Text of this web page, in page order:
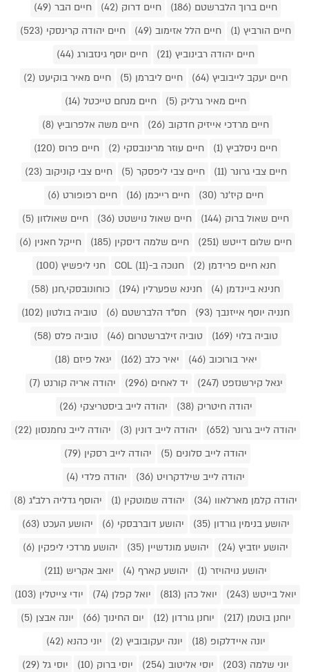
חיים ברוך הלברשטם (186)
חיים דרוק (42)
חיים הבר (49)
חיים הורביץ (1)
חיים הלל אזימוב (49)
חיים יהודה קרינסקי (523)
חיים יהודה רבינוביץ (21)
חיים יוסף גינזבורג (44)
חיים יעקב לייבוביץ (64)
חיים ליברמן (5)
חיים מאיר בוקיעט (2)
חיים מאיר גרליק (5)
חיים מנחם טייכטל (14)
חיים מרדכי אייזיק חדקוב (26)
חיים משה אלפרוביץ (8)
חיים ניסלביץ (1)
חיים עוזר מרינובסקי (2)
חיים פרוס (120)
חיים צבי גרונר (11)
חיים צבי ליפסקר (5)
חיים צבי קוניקוב (23)
חיים קיז'נר (30)
חיים רייכמן (16)
חיים רפופורט (6)
חיים שאול ברוק (144)
חיים שאול נוישטט (36)
חיים שאולזון (5)
חיים שלום דייטש (251)
חיים שלמה דיסקין (185)
חייקל חאנין (6)
חנא חיים פרידמן (2)
חנוכה ב-COL (11)
חני ליפשיץ (100)
חנינא ביינדמן (4)
חנינא שפערלין (194)
כוחונובסקי,חנן (58)
חנניה יוסף אייזנבך (93)
חס"ד הלברשטם (6)
טוביה בולטון (102)
טוביה בלוי (169)
טוביה זילברשטרום (46)
טוביה פלס (58)
יאיר בורוכוב (46)
יאיר כלב (162)
יגאל פיזם (18)
יגאל קירשנזפט (247)
יד לאחים (296)
יהודה אריה קורנט (7)
יהודה חיטריק (38)
יהודה לייב ביסטריצקי (26)
יהודה לייב גרונר (652)
יהודה לייב דונין (3)
יהודה לייב נחמנסון (22)
יהודה לייב סלונים (5)
יהודה לייב רסקין (79)
יהודה לייב שילדקרויט (36)
יהודה פלדי (4)
יהודה קלמן מארלאוו (34)
יהודה שמוטקין (1)
יהוסף גדליה רלב"ג (8)
יהושע בנימין גורדון (35)
יהושע דוברבסקי (6)
יהושע העכט (63)
יהושע יוזביץ (24)
יהושע מונדשיין (35)
יהושע מרדכי ליפקין (6)
יהושע נויהויזר (1)
יהושע קארף (4)
יואב אקריש (211)
יואל בייטש (243)
יואל כהן (813) יואל קפלן (74)
יודי צייטלין (103)
יוחנן בוטמן (217)
יוחנן גורדון (12) יום החינוך (66)
יונה אבצן (5)
יונה איידלקופ (18)
יונה יעקובוביץ (2)
יוני כהנא (42)
יוני שלמה (203)
יוסי אליטוב (254) יוסי ברוק (10)
יוסי גל (29)